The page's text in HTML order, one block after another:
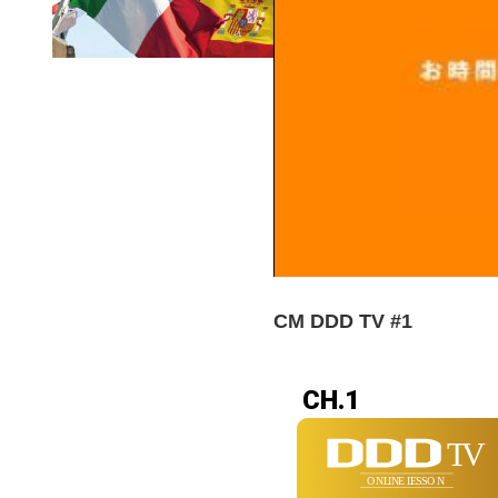
CM DDD TV #1
CH.1